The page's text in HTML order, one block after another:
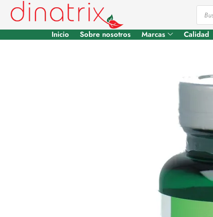
Inicio Sobre nosotros Marcas Calidad